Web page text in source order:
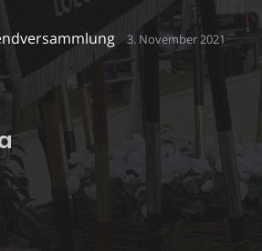
3. November 2021